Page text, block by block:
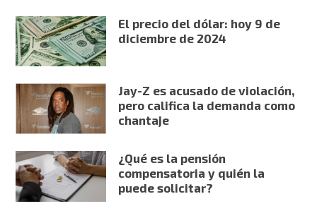
El precio del dólar: hoy 9 de
diciembre de 2024
Jay-Z es acusado de violación,
pero califica la demanda como
chantaje
¿Qué es la pensión
compensatoria y quién la
puede solicitar?